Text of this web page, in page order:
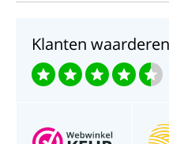
Klanten